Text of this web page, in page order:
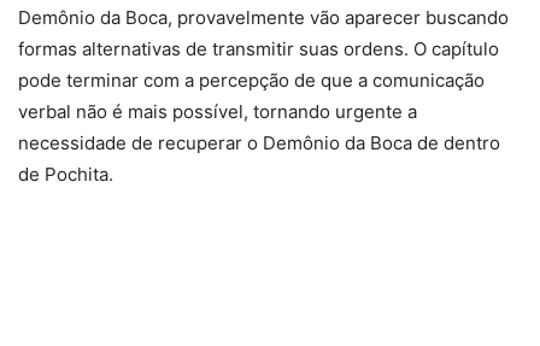
Demônio da Boca, provavelmente vão aparecer buscando
formas alternativas de transmitir suas ordens. O capítulo
pode terminar com a percepção de que a comunicação
verbal não é mais possível, tornando urgente a
necessidade de recuperar o Demônio da Boca de dentro
de Pochita.